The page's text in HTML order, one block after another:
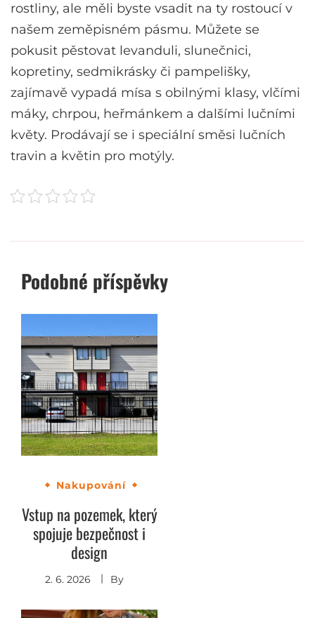
rostliny, ale měli byste vsadit na ty rostoucí v
našem zeměpisném pásmu. Můžete se
pokusit pěstovat levanduli, slunečnici,
kopretiny, sedmikrásky či pampelišky,
zajímavě vypadá mísa s obilnými klasy, vlčími
máky, chrpou, heřmánkem a dalšími lučními
květy. Prodávají se i speciální směsi lučních
travin a květin pro motýly.
Podobné příspěvky
Nakupování
Vstup na pozemek, který
spojuje bezpečnost i
design
2. 6. 2026 By